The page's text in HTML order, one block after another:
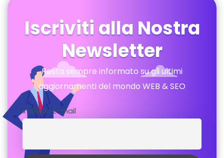
Iscriviti alla Nostra
Newsletter
Resta sempre informato su gli ultimi
aggiornamenti del mondo WEB & SEO
Indirizzo E-mail